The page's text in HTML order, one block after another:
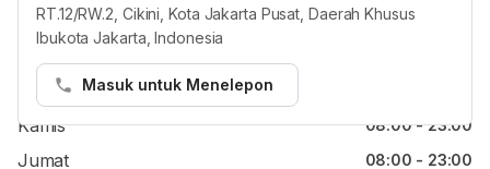
RT.12/RW.2, Cikini, Kota Jakarta Pusat, Daerah Khusus
Ibukota Jakarta, Indonesia
Masuk untuk Menelepon
Senin 08:00 - 23:00
Rabu
Kamis 08:00 - 23:00
Jumat 08:00 - 23:00